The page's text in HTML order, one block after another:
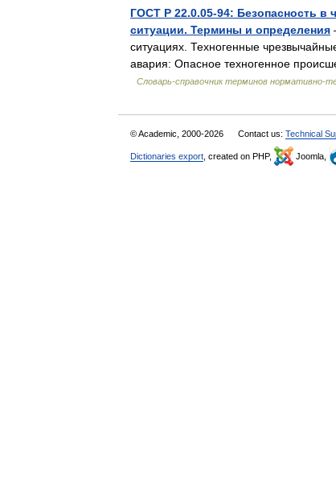
ГОСТ Р 22.0.05-94: Безопасность
ситуации. Термины и определения
ситуациях. Техногенные
авария: Опасное техногенное
Словарь-справочник терминов нормативно-
© Academic, 2000-2026 Contact us: Technical
Dictionaries export , created on PHP, Joomla,